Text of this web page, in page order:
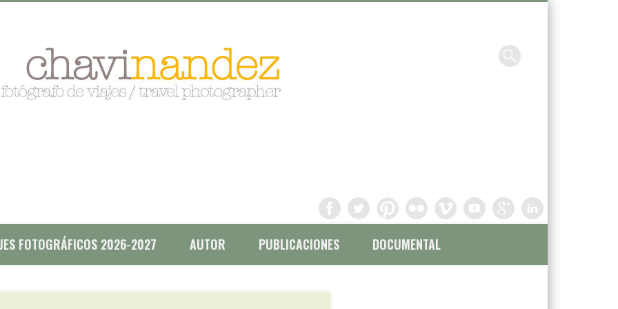
Chavinandez, Fotografía y
FOTOGRÁFICOS 2026-2027 AUTOR PUBLICACIONES DOCUMENTAL